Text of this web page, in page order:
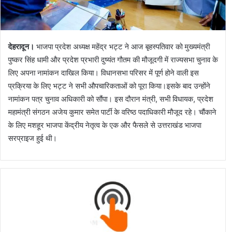
देहरादून। भाजपा प्रदेश अध्यक्ष महेंद्र भट्ट ने आज बृहस्पतिवार को मुख्यमंत्री
पुष्कर सिंह धामी और प्रदेश प्रभारी दुष्यंत गौतम की मौजूदगी में राज्यसभा चुनाव के
लिए अपना नामांकन दाखिल किया। विधानसभा परिसर में पूर्ण होने वाली इस
प्रक्रिया के लिए भट्ट ने सभी औपचारिकताओं को पूरा किया।इसके बाद उन्होंने
नामांकन पत्र चुनाव अधिकारी को सौंपा। इस दौरान मंत्री, सभी विधायक, प्रदेश
महामंत्री संगठन अजेय कुमार समेत पार्टी के वरिष्ठ पदाधिकारी मौजूद रहे। चौंकाने
के लिए मशहूर भाजपा केंद्रीय नेतृत्व के एक और फैसले से उत्तराखंड भाजपा
सरप्राइज हुई थी।